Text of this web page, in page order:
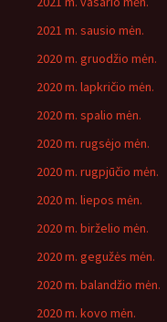
2021 m. sausio mėn.
2020 m. gruodžio mėn.
2020 m. lapkričio mėn.
2020 m. spalio mėn.
2020 m. rugsėjo mėn.
2020 m. rugpjūčio mėn.
2020 m. liepos mėn.
2020 m. birželio mėn.
2020 m. gegužės mėn.
2020 m. balandžio mėn.
2020 m. kovo mėn.